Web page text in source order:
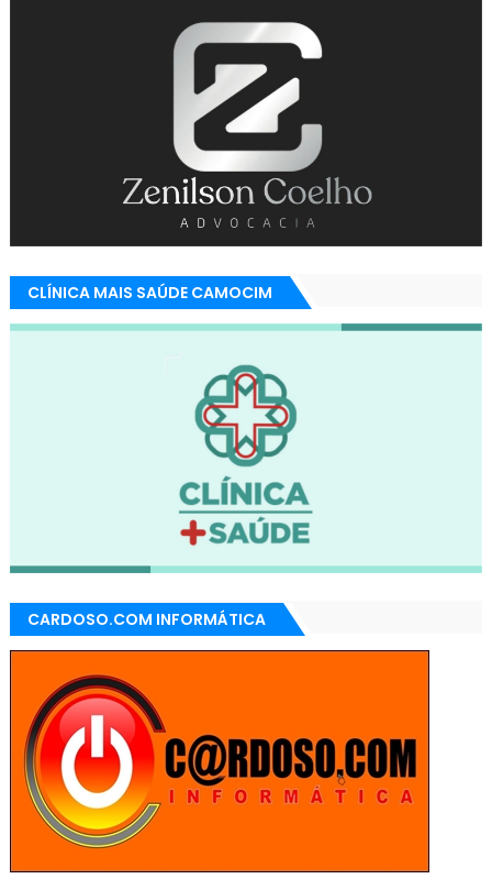
CLÍNICA MAIS SAÚDE CAMOCIM
CARDOSO.COM INFORMÁTICA